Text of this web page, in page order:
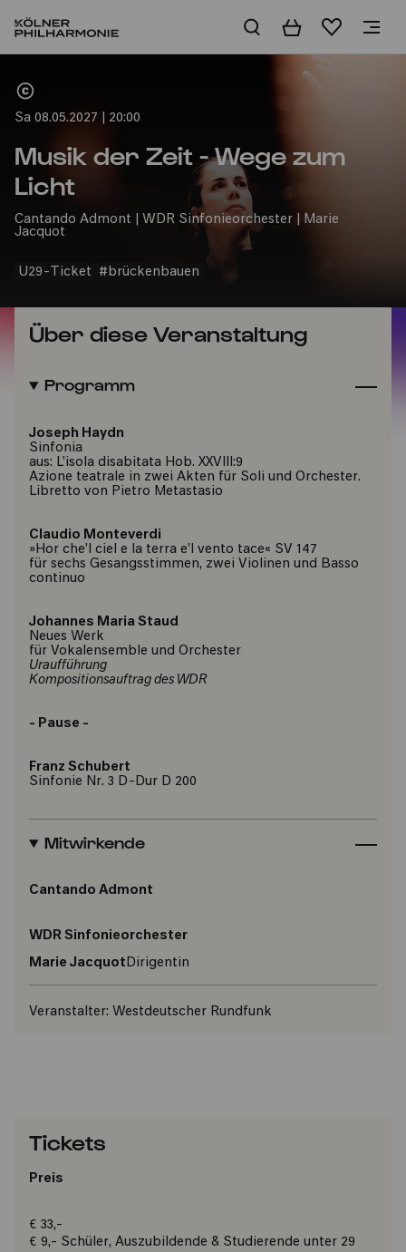
WarenkorbMerkliste
Sa 08.05.2027 | 20:00
Musik der Zeit - Wege zum
Licht
Cantando Admont | WDR Sinfonieorchester | Marie
Jacquot
U29-Ticket #brückenbauen
Über diese Veranstaltung
Programm
Joseph Haydn
Sinfonia
aus: L’isola disabitata Hob. XXVIII:9
Azione teatrale in zwei Akten für Soli und Orchester.
Libretto von Pietro Metastasio
Claudio Monteverdi
»Hor che’l ciel e la terra e’l vento tace« SV 147
für sechs Gesangsstimmen, zwei Violinen und Basso
continuo
Johannes Maria Staud
Neues Werk
für Vokalensemble und Orchester
Uraufführung
Kompositionsauftrag des WDR
- Pause -
Franz Schubert
Sinfonie Nr. 3 D-Dur D 200
Mitwirkende
Cantando Admont
WDR Sinfonieorchester
Marie JacquotDirigentin
Veranstalter: Westdeutscher Rundfunk
Tickets
Preis
€ 33,-
€ 9,- Schüler, Auszubildende & Studierende unter 29